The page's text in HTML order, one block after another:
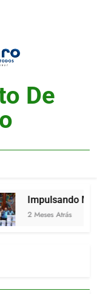
De
Impulsando
2 Meses Atrás